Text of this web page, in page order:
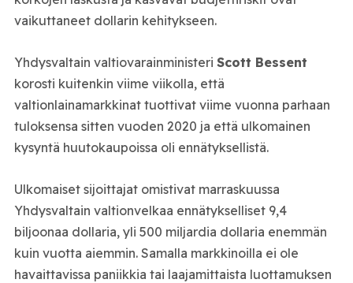
vaikuttaneet dollarin kehitykseen.
Yhdysvaltain valtiovarainministeri Scott Bessent
korosti kuitenkin viime viikolla, että
valtionlainamarkkinat tuottivat viime vuonna parhaan
tuloksensa sitten vuoden 2020 ja että ulkomainen
kysyntä huutokaupoissa oli ennätyksellistä.
Ulkomaiset sijoittajat omistivat marraskuussa
Yhdysvaltain valtionvelkaa ennätykselliset 9,4
biljoonaa dollaria, yli 500 miljardia dollaria enemmän
kuin vuotta aiemmin. Samalla markkinoilla ei ole
havaittavissa paniikkia tai laajamittaista luottamuksen